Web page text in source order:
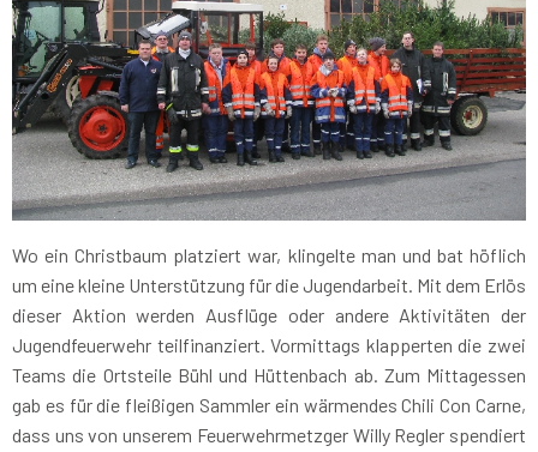
Wo ein Christbaum platziert war, klingelte man und bat höflich
um eine kleine Unterstützung für die Jugendarbeit. Mit dem Erlös
dieser Aktion werden Ausflüge oder andere Aktivitäten der
Jugendfeuerwehr teilfinanziert. Vormittags klapperten die zwei
Teams die Ortsteile Bühl und Hüttenbach ab. Zum Mittagessen
gab es für die fleißigen Sammler ein wärmendes Chili Con Carne,
dass uns von unserem Feuerwehrmetzger Willy Regler spendiert